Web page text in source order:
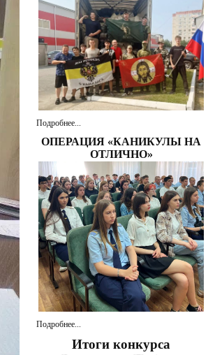
Подробнее...
ОПЕРАЦИЯ «КАНИКУЛЫ НА
ОТЛИЧНО»
Подробнее...
Итоги конкурса